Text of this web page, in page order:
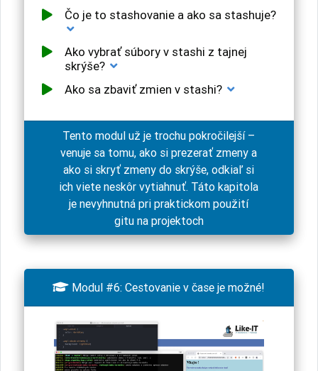
Čo je to stashovanie a ako sa stashuje?
Ako vybrať súbory v stashi z tajnej
skrýše?
Ako sa zbaviť zmien v stashi?
Tento modul už je trochu pokročilejší –
venuje sa tomu, ako si prezerať zmeny a
ako si skryť zmeny do skrýše, odkiaľ si
ich viete neskôr vytiahnuť. Táto kapitola
je nevyhnutná pri praktickom použití
gitu na projektoch
 Modul #6: Cestovanie v čase je možné!